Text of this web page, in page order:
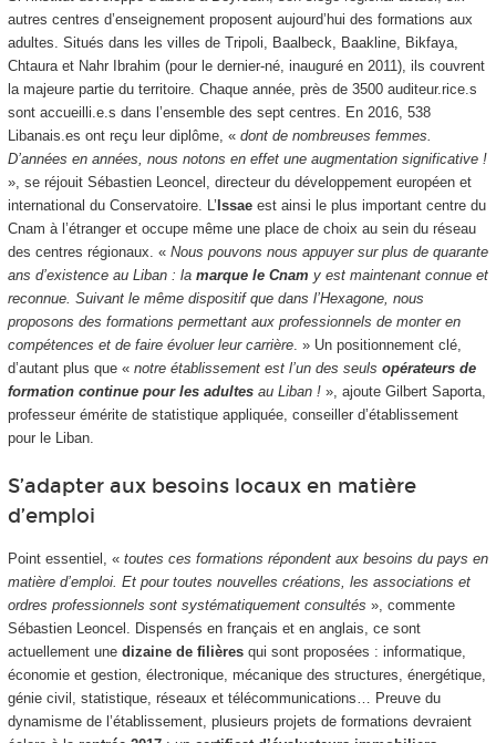
autres centres d’enseignement proposent aujourd’hui des formations aux
adultes. Situés dans les villes de Tripoli, Baalbeck, Baakline, Bikfaya,
Chtaura et Nahr Ibrahim (pour le dernier-né, inauguré en 2011), ils couvrent
la majeure partie du territoire. Chaque année, près de 3500 auditeur.rice.s
sont accueilli.e.s dans l’ensemble des sept centres. En 2016, 538
Libanais.es ont reçu leur diplôme, « dont de nombreuses femmes.
D’années en années, nous notons en effet une augmentation significative !
», se réjouit Sébastien Leoncel, directeur du développement européen et
international du Conservatoire. L’ Issaeest ainsi le plus important centre du
Cnam à l’étranger et occupe même une place de choix au sein du réseau
des centres régionaux. « Nous pouvons nous appuyer sur plus de quarante
ans d’existence au Liban : la marque le Cnam y est maintenant connue et
reconnue. Suivant le même dispositif que dans l’Hexagone, nous
proposons des formations permettant aux professionnels de monter en
compétences et de faire évoluer leur carrière. » Un positionnement clé,
d’autant plus que « notre établissement est l’un des seuls opérateurs de
formation continue pour les adultesau Liban !», ajoute Gilbert Saporta,
professeur émérite de statistique appliquée, conseiller d’établissement
pour le Liban.
S’adapter aux besoins locaux en matière
d’emploi
Point essentiel, « toutes ces formations répondent aux besoins du pays en
matière d’emploi. Et pour toutes nouvelles créations, les associations et
ordres professionnels sont systématiquement consultés », commente
Sébastien Leoncel. Dispensés en français et en anglais, ce sont
actuellement une dizaine de filièresqui sont proposées : informatique,
économie et gestion, électronique, mécanique des structures, énergétique,
génie civil, statistique, réseaux et télécommunications… Preuve du
dynamisme de l’établissement, plusieurs projets de formations devraient